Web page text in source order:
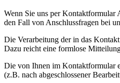
Wenn Sie uns per Kontaktformular
den Fall von Anschlussfragen bei
Die Verarbeitung der in das
Dazu reicht eine formlose
Die von Ihnen im Kontaktformular
(z.B. nach abgeschlossener